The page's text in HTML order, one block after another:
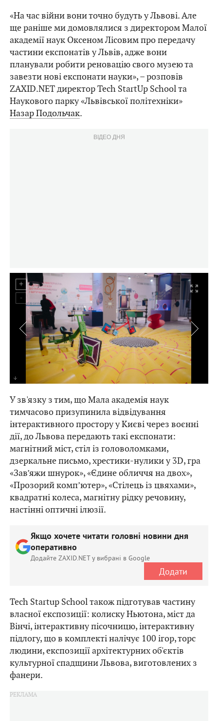
«На час війни вони точно будуть у Львові. Але
ще раніше ми домовлялися з директором Малої
академії наук Оксеном Лісовим про передачу
частини експонатів у Львів, адже вони
планували робити реновацію свого музею та
завезти нові експонати науки», – розповів
ZAXID.NET директор Tech StartUp School та
Наукового парку «Львівської політехніки»
Назар Подольчак.
ВІДЕО ДНЯ
У зв'язку з тим, що Мала академія наук
тимчасово призупинила відвідування
інтерактивного простору у Києві через воєнні
дії, до Львова передають такі експонати:
магнітний міст, стіл із головоломками,
дзеркальне письмо, хрестики-нулики у 3D, гра
«Зав’яжи шнурок», «Єдине обличчя на двох»,
«Прозорий комп’ютер», «Стілець із цвяхами»,
квадратні колеса, магнітну рідку речовину,
настінні оптичні ілюзії.
Якщо хочете читати головні новини дня
оперативно
Додайте ZAXID.NET у вибрані в Google
Додати
Tech Startup School також підготував частину
власної експозиції: колиску Ньютона, міст да
Вінчі, інтерактивну пісочницю, інтерактивну
підлогу, що в комплекті налічує 100 ігор, торс
людини, експозиції архітектурних об'єктів
культурної спадщини Львова, виготовлених з
фанери.